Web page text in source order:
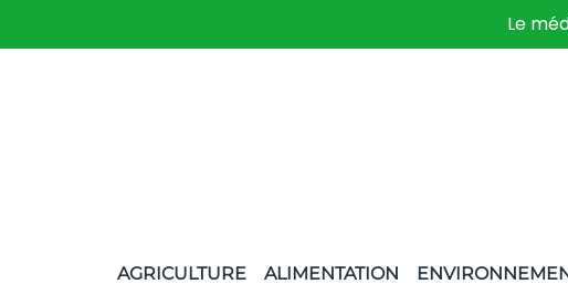
Le
AGRICULTURE ALIMENTATION